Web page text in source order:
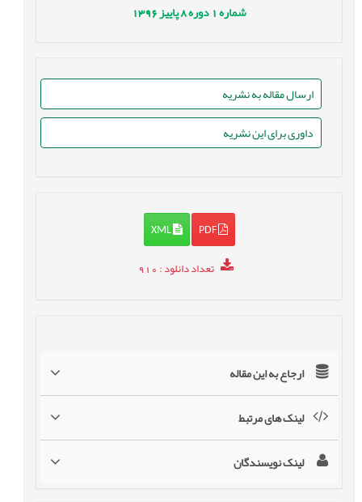
شماره1 دوره8 پاییز1396
ارسال مقاله به نشریه
داوری برای این نشریه
PDF
XML
تعداد دانلود: 910
ارجاع به این مقاله
لینک های مرتبط
لینک نویسندگان